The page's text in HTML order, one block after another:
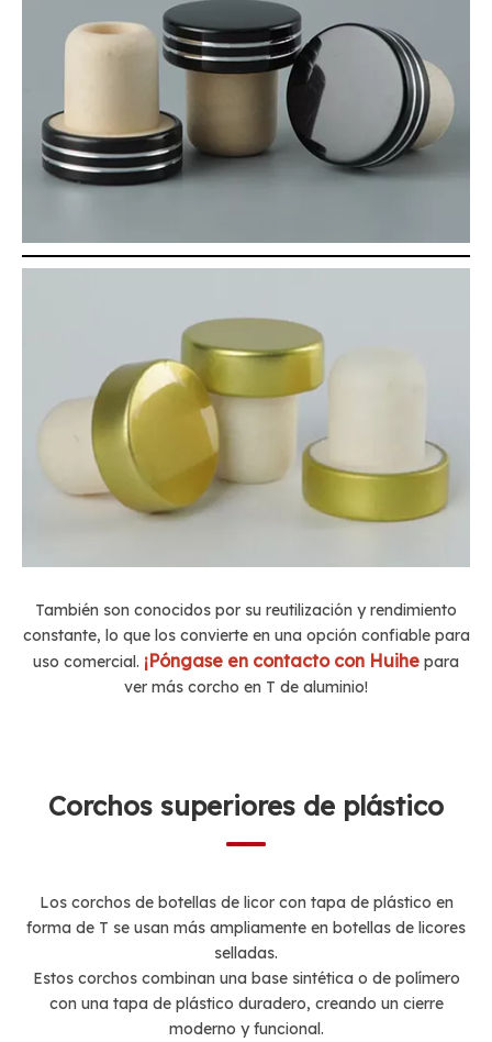
También son conocidos por su reutilización y rendimiento
constante, lo que los convierte en una opción confiable para
uso comercial. ¡Póngase en contacto con Huihe para
ver más corcho en T de aluminio!
Corchos superiores de plástico
Los corchos de botellas de licor con tapa de plástico en
forma de T se usan más ampliamente en botellas de licores
selladas.
Estos corchos combinan una base sintética o de polímero
con una tapa de plástico duradero, creando un cierre
moderno y funcional.